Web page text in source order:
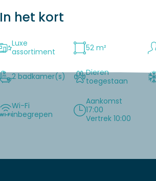
In het kort
Luxe
assortiment
52 m²
2 badkamer(s)
Dieren
toegestaan
Wi-Fi
inbegrepen
Aankomst
17:00
Vertrek 10:00